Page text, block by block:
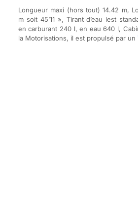
Longueur maxi (hors tout) 14.42 m,
m soit 45’11 », Tirant d’eau lest
en carburant 240 l, en eau 640 l,
la Motorisations, il est propulsé par un